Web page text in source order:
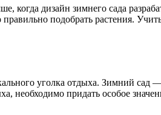
когда дизайн зимнего сада
подобрать растения.
уголка отдыха. Зимний сад
необходимо придать особое